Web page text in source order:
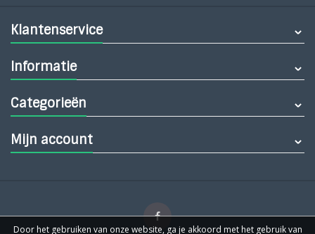
Klantenservice
Informatie
Categorieën
Mijn account
Door het gebruiken van onze website, ga je akkoord met het gebruik van